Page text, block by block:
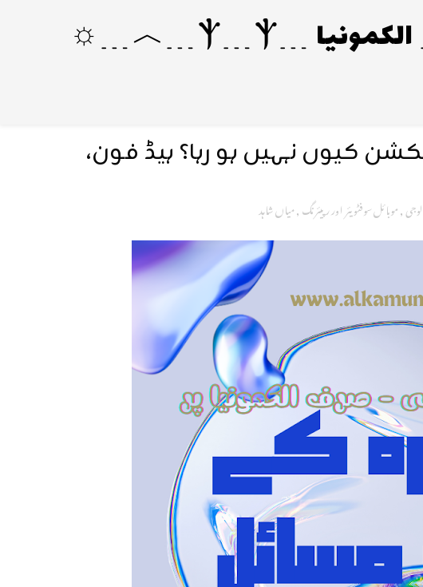
کیوں نہیں ہو رہا؟ ہیڈ فون،
,موبائل سوفٹویئر اور رپیئرنگ,میاں شاہد